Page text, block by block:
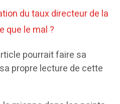
du taux directeur de la
que le mal ?
pourrait faire sa
propre lecture de cette